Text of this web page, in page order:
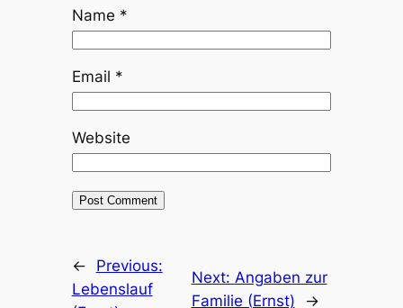
Name *
Email *
Website
←
Previous:
Lebenslauf
Next: Angaben zur
Familie (Ernst)
→